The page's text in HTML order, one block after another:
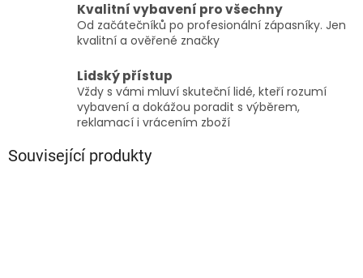
Kvalitní vybavení pro všechny
Od začátečníků po profesionální zápasníky. Jen
kvalitní a ověřené značky
Lidský přístup
Vždy s vámi mluví skuteční lidé, kteří rozumí
vybavení a dokážou poradit s výběrem,
reklamací i vrácením zboží
Související produkty